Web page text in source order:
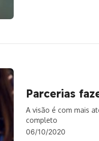
Parcerias
A visão é com mais
completo
06/10/2020